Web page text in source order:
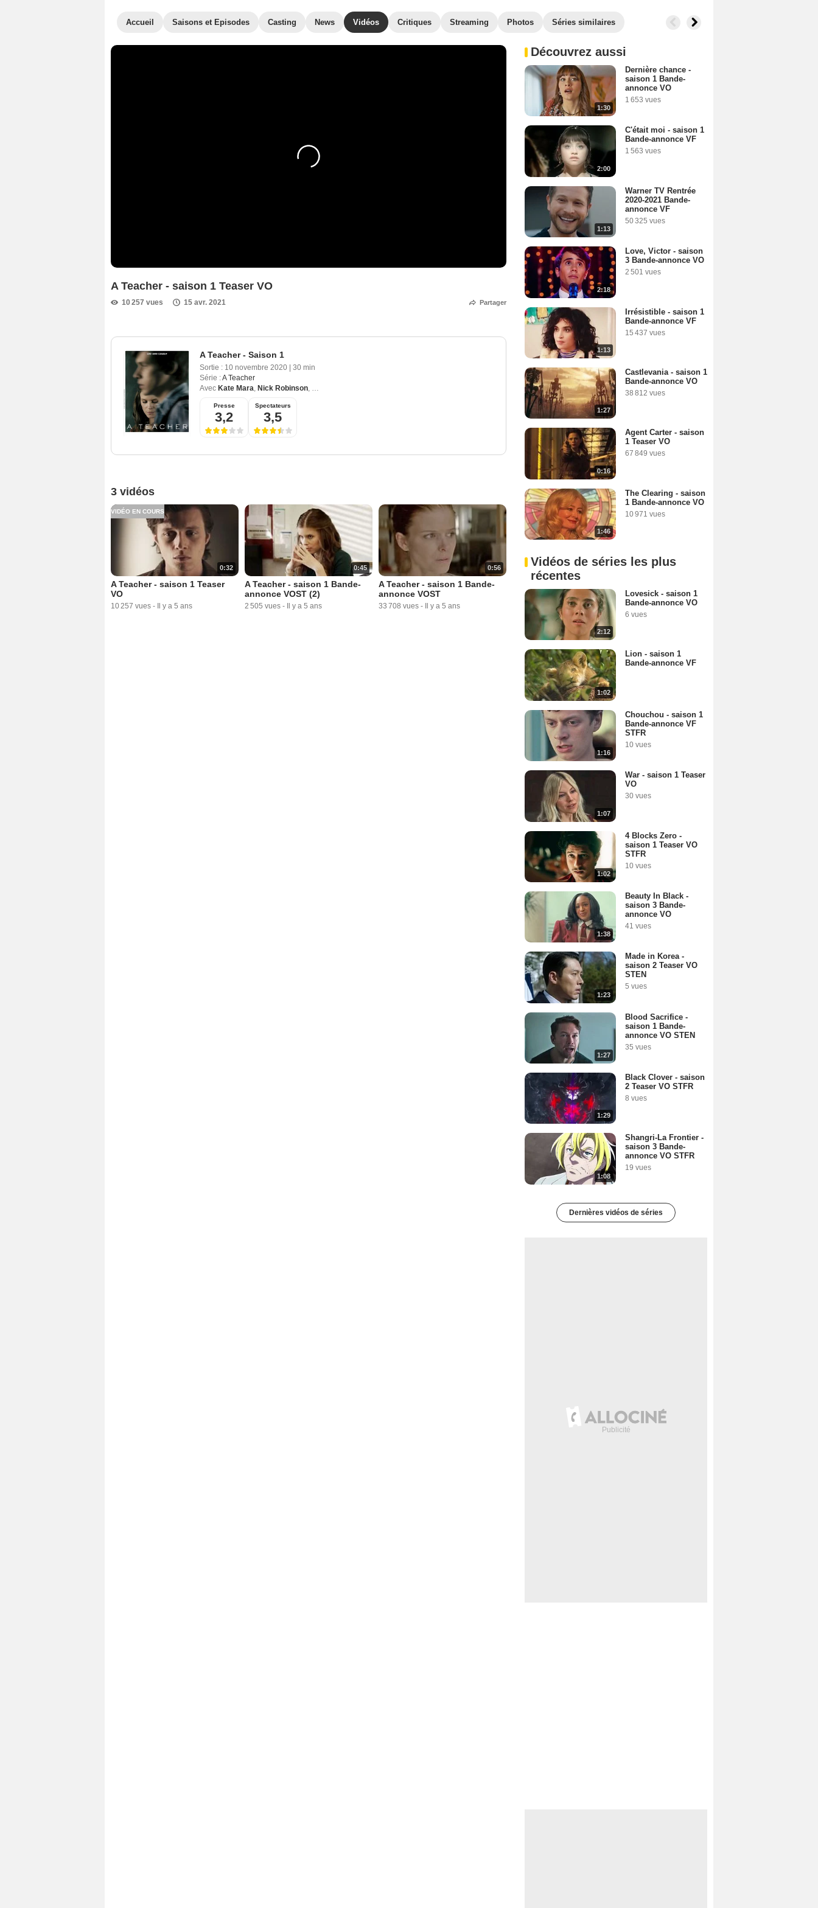
Accueil Saisons et Episodes Casting News Vidéos Critiques Streaming Photos Séries similaires
A Teacher - saison 1 Teaser VO
10 257 vues 15 avr. 2021 Partager
A Teacher - Saison 1
Sortie : 10 novembre 2020
30 min
Série :A Teacher
Avec Kate Mara, Nick Robinson, Ashley Zukerman
Presse
3,2
Spectateurs
3,5
3 vidéos
0:32
VIDÉO EN COURS
A Teacher - saison 1 Teaser
VO
10 257 vues - Il y a 5 ans
0:45
A Teacher - saison 1 Bande-
annonce VOST (2)
2 505 vues - Il y a 5 ans
0:56
A Teacher - saison 1 Bande-
annonce VOST
33 708 vues - Il y a 5 ans
Découvrez aussi
1:30
Dernière chance -
saison 1 Bande-
annonce VO
1 653 vues
2:00
C'était moi - saison 1
Bande-annonce VF
1 563 vues
1:13
Warner TV Rentrée
2020-2021 Bande-
annonce VF
50 325 vues
2:18
Love, Victor - saison
3 Bande-annonce VO
2 501 vues
1:13
Irrésistible - saison 1
Bande-annonce VF
15 437 vues
1:27
Castlevania - saison 1
Bande-annonce VO
38 812 vues
0:16
Agent Carter - saison
1 Teaser VO
67 849 vues
1:46
The Clearing - saison
1 Bande-annonce VO
10 971 vues
Vidéos de séries les plus
récentes
2:12
Lovesick - saison 1
Bande-annonce VO
6 vues
1:02
Lion - saison 1
Bande-annonce VF
1:16
Chouchou - saison 1
Bande-annonce VF
STFR
10 vues
1:07
War - saison 1 Teaser
VO
30 vues
1:02
4 Blocks Zero -
saison 1 Teaser VO
STFR
10 vues
1:38
Beauty In Black -
saison 3 Bande-
annonce VO
41 vues
1:23
Made in Korea -
saison 2 Teaser VO
STEN
5 vues
1:27
Blood Sacrifice -
saison 1 Bande-
annonce VO STEN
35 vues
1:29
Black Clover - saison
2 Teaser VO STFR
8 vues
1:08
Shangri-La Frontier -
saison 3 Bande-
annonce VO STFR
19 vues
Dernières vidéos de séries